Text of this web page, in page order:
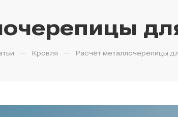
— Кровля — Расчёт металлочерепицы